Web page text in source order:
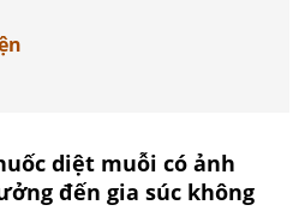
diệt muỗi có ảnh
đến gia súc không